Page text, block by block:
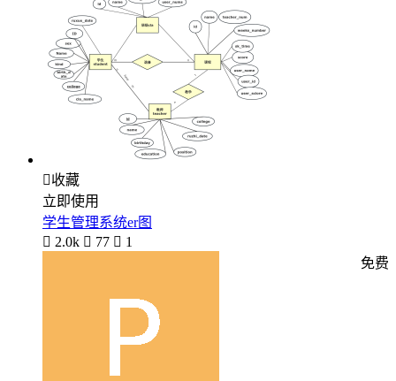
收藏
立即使用
学生管理系统er图
 2.0k  77  1
免费